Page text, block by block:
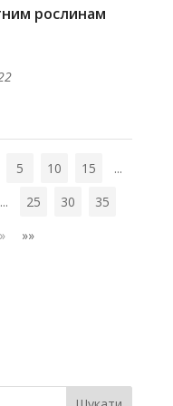
рослинам
5 10 15
...
... 25 30
35
» »»